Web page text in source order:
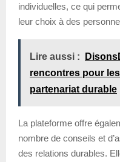
individuelles, ce qui
leur choix à des
Lire aussi :
rencontres pour
partenariat durable
La plateforme offre
nombre de conseils et
des relations durables.